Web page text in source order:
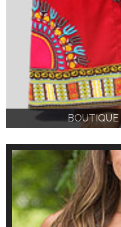
BOUTIQUE